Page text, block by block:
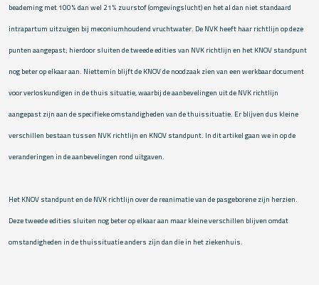
beademing met 100% dan wel 21% zuurstof (omgevingslucht) en het al dan niet standaard
intrapartum uitzuigen bij meconiumhoudend vruchtwater. De NVK heeft haar richtlijn op deze
punten aangepast; hierdoor sluiten de tweede edities van NVK richtlijn en het KNOV standpunt
nog beter op elkaar aan. Niettemin blijft de KNOV de noodzaak zien van een werkbaar document
voor verloskundigen in de thuis situatie, waarbij de aanbevelingen uit de NVK richtlijn
aangepast zijn aan de specifieke omstandigheden van de thuissituatie. Er blijven dus kleine
verschillen bestaan tussen NVK richtlijn en KNOV standpunt. In dit artikel gaan we in op de
veranderingen in de aanbevelingen rond uitgaven.
Het KNOV standpunt en de NVK richtlijn over de reanimatie van de pasgeborene zijn herzien.
Deze tweede edities sluiten nog beter op elkaar aan maar kleine verschillen blijven omdat
omstandigheden in de thuissituatie anders zijn dan die in het ziekenhuis.